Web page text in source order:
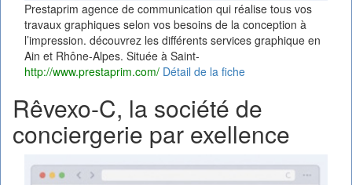
Prestaprim agence de communication qui réalise tous vos
travaux graphiques selon vos besoins de la conception à
l’impression. découvrez les différents services graphique en
Ain et Rhône-Alpes. Située à Saint-
http://www.prestaprim.com/ Détail de la fiche
Rêvexo-C, la société de
conciergerie par exellence